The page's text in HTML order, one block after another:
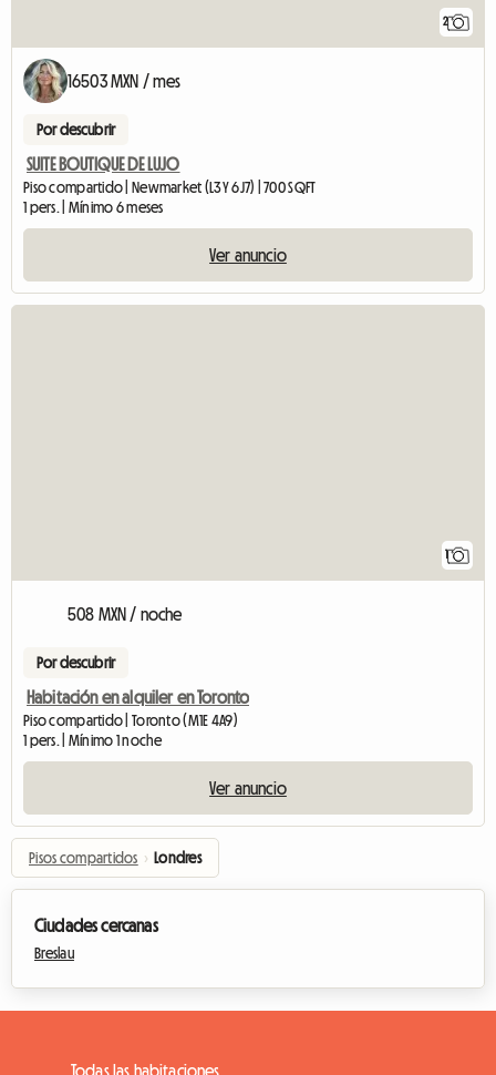
2
16503 MXN / mes
Por descubrir
SUITE BOUTIQUE DE LUJO
Piso compartido | Newmarket (L3Y 6J7) | 700 SQFT
1 pers. | Mínimo 6 meses
Ver anuncio
1
508 MXN / noche
Por descubrir
Habitación en alquiler en Toronto
Piso compartido | Toronto (M1E 4A9)
1 pers. | Mínimo 1 noche
Ver anuncio
Pisos compartidos › Londres
Ciudades cercanas
Breslau
Todas las habitaciones